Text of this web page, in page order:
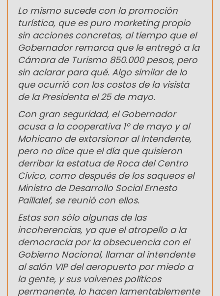
Lo mismo sucede con la promoción
turística, que es puro marketing propio
sin acciones concretas, al tiempo que el
Gobernador remarca que le entregó a la
Cámara de Turismo 850.000 pesos, pero
sin aclarar para qué. Algo similar de lo
que ocurrió con los costos de la visista
de la Presidenta el 25 de mayo.
Con gran seguridad, el Gobernador
acusa a la cooperativa 1º de mayo y al
Mohicano de extorsionar al Intendente,
pero no dice que el día que quisieron
derribar la estatua de Roca del Centro
Cívico, como después de los saqueos el
Ministro de Desarrollo Social Ernesto
Paillalef, se reunió con ellos.
Estas son sólo algunas de las
incoherencias, ya que el atropello a la
democracia por la obsecuencia con el
Gobierno Nacional, llamar al intendente
al salón VIP del aeropuerto por miedo a
la gente, y sus vaivenes políticos
permanente, lo hacen lamentablemente